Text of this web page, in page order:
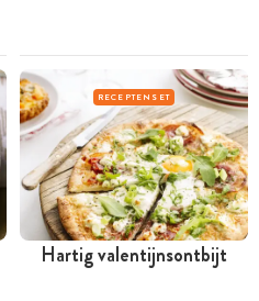
RECEPTENSET
Hartig valentijnsontbijt